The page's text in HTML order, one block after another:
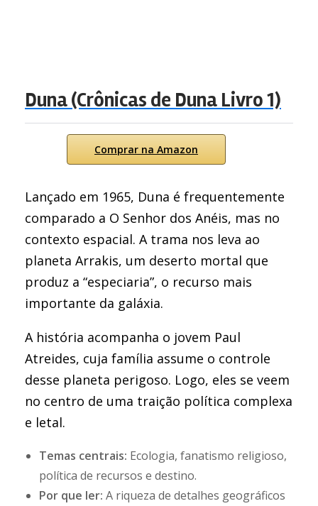
Duna (Crônicas de Duna Livro 1)
Comprar na Amazon
Lançado em 1965, Duna é frequentemente
comparado a O Senhor dos Anéis, mas no
contexto espacial. A trama nos leva ao
planeta Arrakis, um deserto mortal que
produz a “especiaria”, o recurso mais
importante da galáxia.
A história acompanha o jovem Paul
Atreides, cuja família assume o controle
desse planeta perigoso. Logo, eles se veem
no centro de uma traição política complexa
e letal.
Temas centrais: Ecologia, fanatismo religioso,
política de recursos e destino.
Por que ler: A riqueza de detalhes geográficos